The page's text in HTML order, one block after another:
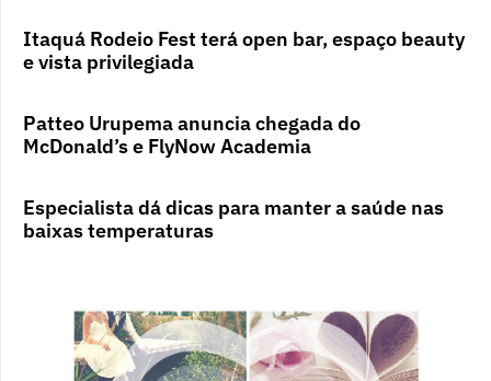
Itaquá Rodeio Fest terá open bar, espaço beauty
e vista privilegiada
Patteo Urupema anuncia chegada do
McDonald’s e FlyNow Academia
Especialista dá dicas para manter a saúde nas
baixas temperaturas